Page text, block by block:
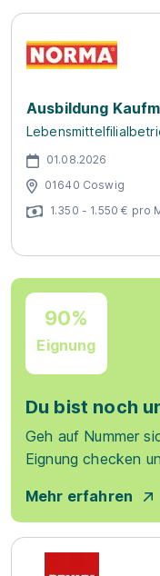
Ausbildung
01.08.2026
01640 Coswig
1.350 - 1.550 € pro
90%
Eignung
Du bist noch
Geh auf Nummer
Eignung checken
Mehr erfahren